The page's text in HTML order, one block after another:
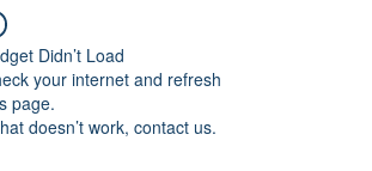
Didn’t Load
your internet and refresh
page.
doesn’t work, contact us.